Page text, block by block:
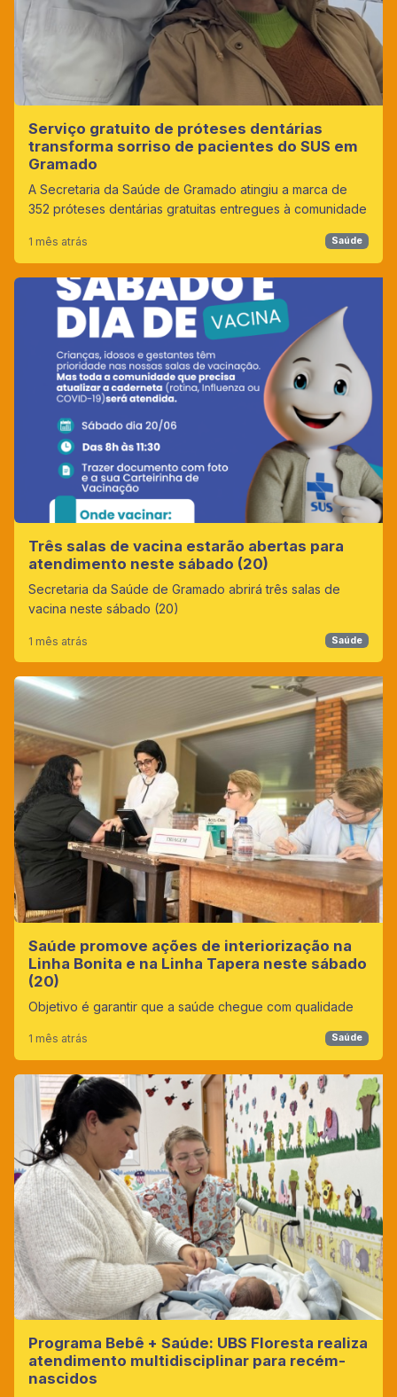
Serviço gratuito de próteses dentárias
transforma sorriso de pacientes do SUS em
Gramado
A Secretaria da Saúde de Gramado atingiu a marca de
352 próteses dentárias gratuitas entregues à comunidade
1 mês atrás Saúde
Três salas de vacina estarão abertas para
atendimento neste sábado (20)
Secretaria da Saúde de Gramado abrirá três salas de
vacina neste sábado (20)
1 mês atrás Saúde
Saúde promove ações de interiorização na
Linha Bonita e na Linha Tapera neste sábado
(20)
Objetivo é garantir que a saúde chegue com qualidade
1 mês atrás Saúde
Programa Bebê + Saúde: UBS Floresta realiza
atendimento multidisciplinar para recém-
nascidos